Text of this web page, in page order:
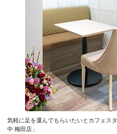
気軽に足を運んでもらいたいとカフェス
中 梅田店」